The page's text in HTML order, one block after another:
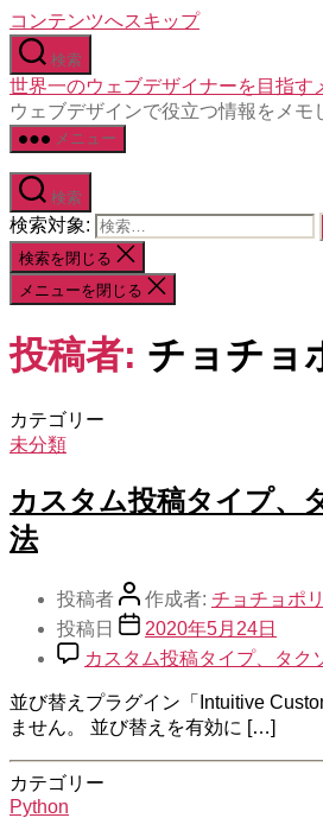
コンテンツへスキップ
検索
世界一のウェブデザイナーを目指す
ウェブデザインで役立つ情報をメモ
メニュー
検索
検索対象:
検索を閉じる
メニューを閉じる
投稿者: チョチョ
カテゴリー
未分類
カスタム投稿タイプ、
法
投稿者 作成者: チョチョポ
投稿日
2020年5月24日
カスタム投稿タイプ、タク
並び替えプラグイン「Intuitive
ません。 並び替えを有効に […]
カテゴリー
Python